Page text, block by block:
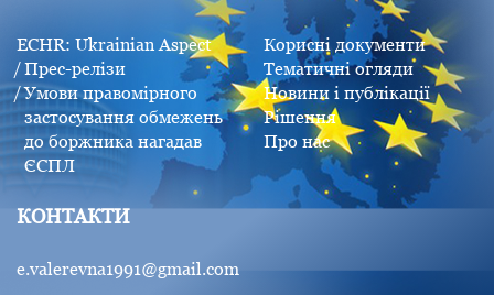
ECHR: Ukrainian Aspect
Прес-релізи
Умови правомірного
застосування обмежень
до боржника нагадав
ЄСПЛ
Корисні документи
Тематичні огляди
Новини і публікації
Рішення
Про нас
КОНТАКТИ
e.valerevna1991@gmail.com